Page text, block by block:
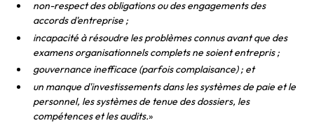
non-respect des obligations ou des engagements des
accords d'entreprise ;
incapacité à résoudre les problèmes connus avant que des
examens organisationnels complets ne soient entrepris ;
gouvernance inefficace (parfois complaisance) ; et
un manque d'investissements dans les systèmes de paie et le
personnel, les systèmes de tenue des dossiers, les
compétences et les audits.»